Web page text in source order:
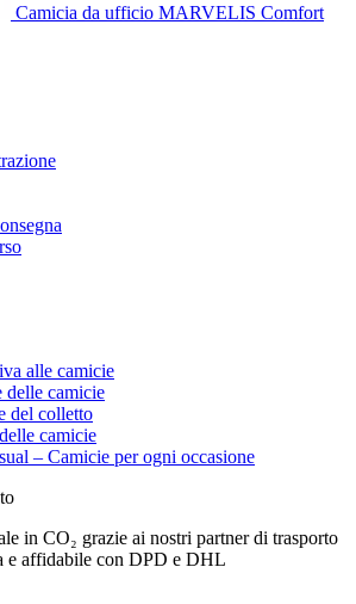
Camicia da ufficio MARVELIS Comfort
alle camicie
delle camicie
del colletto
camicie
– Camicie per ogni occasione
in CO₂ grazie ai nostri partner di trasporto
e affidabile con DPD e DHL